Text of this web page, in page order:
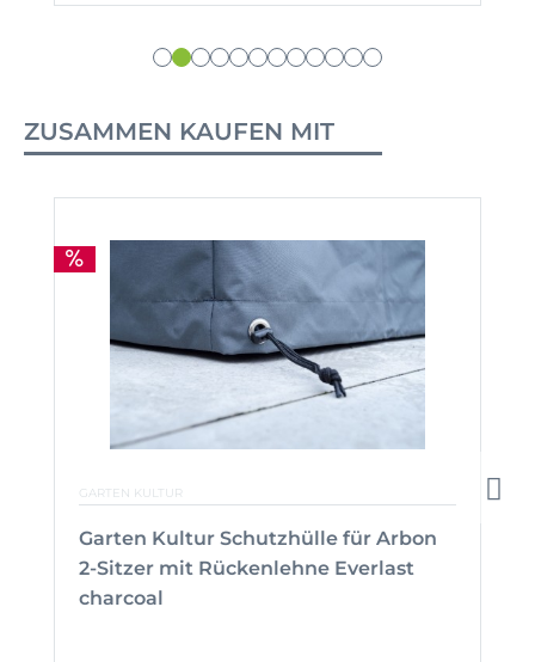
ZUSAMMEN KAUFEN MIT
GARTEN KULTUR
Garten Kultur Schutzhülle für Arbon
2-Sitzer mit Rückenlehne Everlast
charcoal